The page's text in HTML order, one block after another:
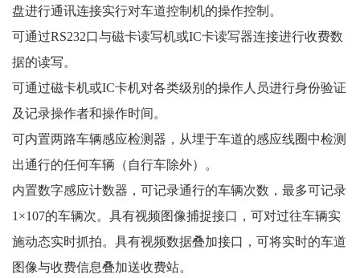
盘进行通讯连接实行对车道控制机的操作控制。
可通过RS232口与磁卡读写机或IC卡读写器连接进行收费数
据的读写。
可通过磁卡机或IC卡机对各类级别的操作人员进行身份验证
及记录操作者和操作时间。
可内置两路车辆感应检测器，从埋于车道的感应线圈中检测
出通行的任何车辆（自行车除外）。
内置数字感应计数器，可记录通行的车辆次数，最多可记录
1×107的车辆次。具有视频图像捕捉接口，可对过往车辆实
施动态实时抓拍。具有视频数据叠加接口，可将实时的车道
图像与收费信息叠加送收费站。